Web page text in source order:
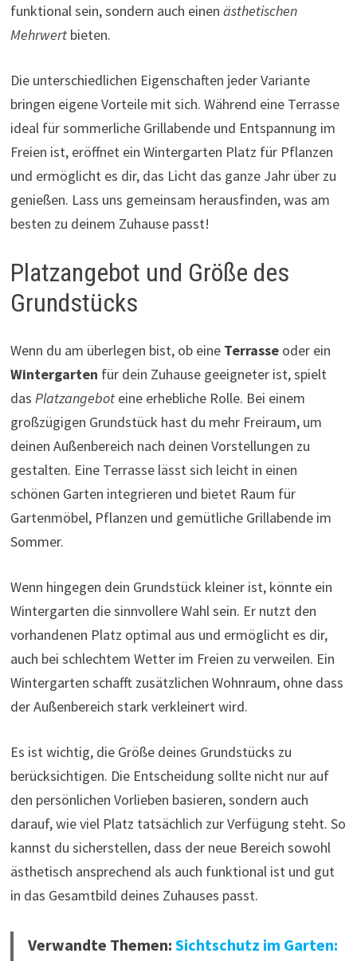
funktional sein, sondern auch einen ästhetischen
Mehrwertbieten.
Die unterschiedlichen Eigenschaften jeder Variante
bringen eigene Vorteile mit sich. Während eine Terrasse
ideal für sommerliche Grillabende und Entspannung im
Freien ist, eröffnet ein Wintergarten Platz für Pflanzen
und ermöglicht es dir, das Licht das ganze Jahr über zu
genießen. Lass uns gemeinsam herausfinden, was am
besten zu deinem Zuhause passt!
Platzangebot und Größe des
Grundstücks
Wenn du am überlegen bist, ob eine Terrasseoder ein
Wintergarten für dein Zuhause geeigneter ist, spielt
das Platzangeboteine erhebliche Rolle. Bei einem
großzügigen Grundstück hast du mehr Freiraum, um
deinen Außenbereich nach deinen Vorstellungen zu
gestalten. Eine Terrasse lässt sich leicht in einen
schönen Garten integrieren und bietet Raum für
Gartenmöbel, Pflanzen und gemütliche Grillabende im
Sommer.
Wenn hingegen dein Grundstück kleiner ist, könnte ein
Wintergarten die sinnvollere Wahl sein. Er nutzt den
vorhandenen Platz optimal aus und ermöglicht es dir,
auch bei schlechtem Wetter im Freien zu verweilen. Ein
Wintergarten schafft zusätzlichen Wohnraum, ohne dass
der Außenbereich stark verkleinert wird.
Es ist wichtig, die Größe deines Grundstücks zu
berücksichtigen. Die Entscheidung sollte nicht nur auf
den persönlichen Vorlieben basieren, sondern auch
darauf, wie viel Platz tatsächlich zur Verfügung steht. So
kannst du sicherstellen, dass der neue Bereich sowohl
ästhetisch ansprechend als auch funktional ist und gut
in das Gesamtbild deines Zuhauses passt.
Verwandte Themen: Sichtschutz im Garten: